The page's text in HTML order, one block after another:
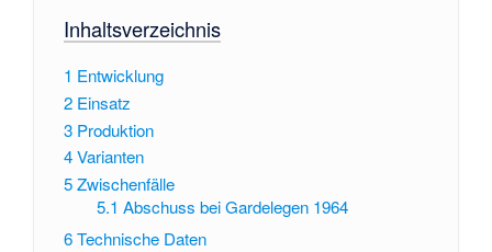
Inhaltsverzeichnis
1 Entwicklung
2 Einsatz
3 Produktion
4Varianten
5Zwischenfälle
5.1 Abschuss bei Gardelegen 1964
6Technische Daten